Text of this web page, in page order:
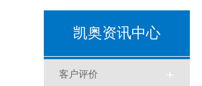
凯奥资讯中心
客户评价